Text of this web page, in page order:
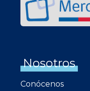
Nosotros
Conócenos